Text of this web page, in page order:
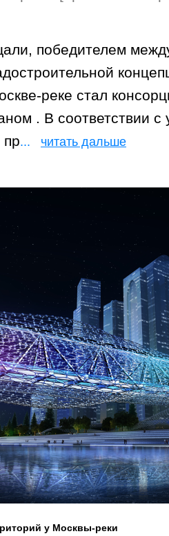
победителем
реке стал
. В соответствии с
пр... читать дальше
у Москвы-реки